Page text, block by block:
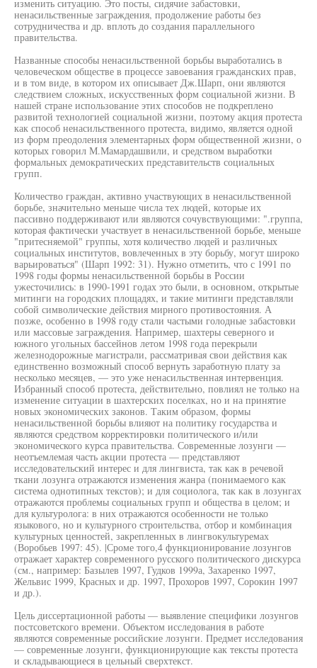
изменить ситуацию. Это посты, сидячие забастовки,
ненасильственные заграждения, продолжение работы без
сотрудничества и др. вплоть до создания параллельного
правительства.
Названные способы ненасильственной борьбы выработались в
человеческом обществе в процессе завоевания гражданских прав,
и в том виде, в котором их описывает Дж.Шарп, они являются
следствием сложных, искусственных форм социальной жизни. В
нашей стране использование этих способов не подкреплено
развитой технологией социальной жизни, поэтому акция протеста
как способ ненасильственного протеста, видимо, является одной
из форм преодоления элементарных форм общественной жизни, о
которых говорил М.Мамардашвили, и средством выработки
формальных демократических представительств социальных
групп.
Количество граждан, активно участвующих в ненасильственной
борьбе, значительно меньше числа тех людей, которые их
пассивно поддерживают или являются сочувствующими: ".группа,
которая фактически участвует в ненасильственной борьбе, меньше
"притесняемой" группы, хотя количество людей и различных
социальных институтов, вовлеченных в эту борьбу, могут широко
варьироваться" (Шарп 1992: 31). Нужно отметить, что с 1991 по
1998 годы формы ненасильственной борьбы в России
ужесточились: в 1990-1991 годах это были, в основном, открытые
митинги на городских площадях, и такие митинги представляли
собой символические действия мирного противостояния. А
позже, особенно в 1998 году стали частыми голодные забастовки
или массовые заграждения. Например, шахтеры северного и
южного угольных бассейнов летом 1998 года перекрыли
железнодорожные магистрали, рассматривая свои действия как
единственно возможный способ вернуть заработную плату за
несколько месяцев, — это уже ненасильственная интервенция.
Избранный способ протеста, действительно, повлиял не только на
изменение ситуации в шахтерских поселках, но и на принятие
новых экономических законов. Таким образом, формы
ненасильственной борьбы влияют на политику государства и
являются средством корректировки политического и/или
экономического курса правительства. Современные лозунги —
неотъемлемая часть акции протеста — представляют
исследовательский интерес и для лингвиста, так как в речевой
ткани лозунга отражаются изменения жанра (понимаемого как
система однотипных текстов); и для социолога, так как в лозунгах
отражаются проблемы социальных групп и общества в целом; и
для культуролога: в них отражаются особенности не только
языкового, но и культурного строительства, отбор и комбинация
культурных ценностей, закрепленных в лингвокультуремах
(Воробьев 1997: 45). |Сроме того,4 функционирование лозунгов
отражает характер современного русского политического дискурса
(см., например: Базылев 1997, Гудков 1999а, Захаренко 1997,
Жельвис 1999, Красных и др. 1997, Прохоров 1997, Сорокин 1997
и др.).
Цель диссертационной работы — выявление специфики лозунгов
постсоветского времени. Объектом исследования в работе
являются современные российские лозунги. Предмет исследования
— современные лозунги, функционирующие как тексты протеста
и складывающиеся в цельный сверхтекст.